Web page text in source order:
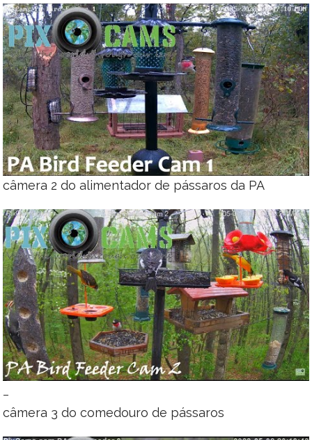
câmera 2 do alimentador de pássaros da PA
–
câmera 3 do comedouro de pássaros